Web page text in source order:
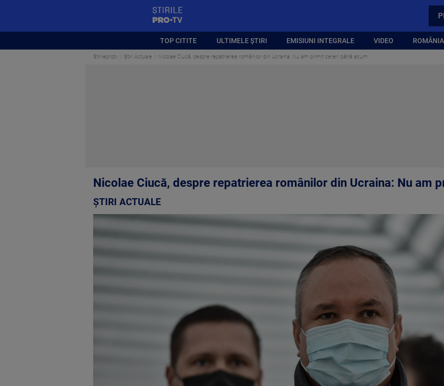
TOP CITITE ULTIMELE ȘTIRI EMISIUNI INTEGRALE VIDEO
Stirileprotv Știri Actuale Nicolae Ciucă, despre repatrierea românilor din Ucraina: Nu am primit cereri până acum
Nicolae Ciucă, despre repatrierea românilor din Ucraina: Nu am
ȘTIRI ACTUALE